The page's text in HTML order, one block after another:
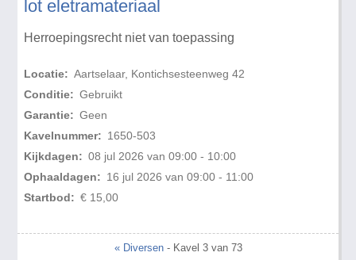
lot eletramateriaal
Herroepingsrecht niet van toepassing
Locatie: Aartselaar, Kontichsesteenweg 42
Conditie: Gebruikt
Garantie: Geen
Kavelnummer: 1650-503
Kijkdagen: 08 jul 2026 van 09:00 - 10:00
Ophaaldagen: 16 jul 2026 van 09:00 - 11:00
Startbod: € 15,00
« Diversen- Kavel 3 van 73